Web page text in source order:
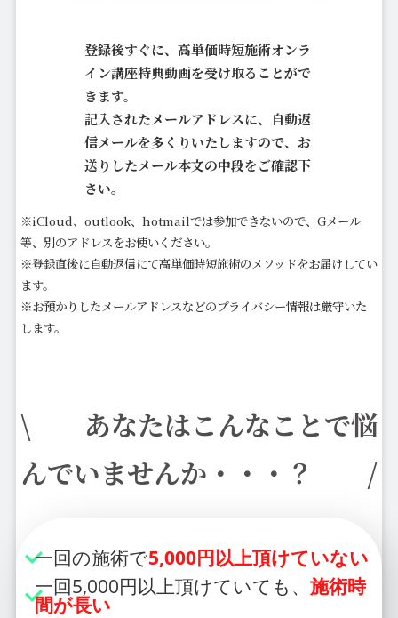
登録後すぐに、高単価時短施術オンラ
イン講座特典動画を受け取ることがで
きます。
記入されたメールアドレスに、自動返
信メールを多くりいたしますので、お
送りしたメール本文の中段をご確認下
さい。
※iCloud、outlook、hotmailでは参加できないので、Gメール
等、別のアドレスをお使いください。
※登録直後に自動返信にて高単価時短施術のメソッドをお届けしてい
ます。
※お預かりしたメールアドレスなどのプライバシー情報は厳守いた
します。
\ あなたはこんなことで悩
んでいませんか・・・？ /
一回の施術で5,000円以上頂けていない
一回5,000円以上頂けていても、 施術時
間が長い